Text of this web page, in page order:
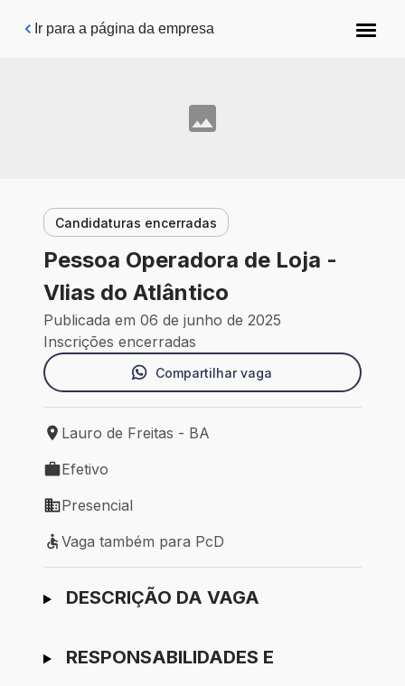
Pular para o conteúdo principal
Ir para a página da empresa
Candidaturas encerradas
Pessoa Operadora de Loja -
Vlias do Atlântico
Publicada em 06 de junho de 2025
Inscrições encerradas
Compartilhar vaga
Local de trabalho: Lauro de Freitas - BA
Lauro de Freitas - BA
Tipo de vaga: Efetivo
Efetivo
Modelo de trabalho: Presencial
Presencial
Vaga também para PcD
Vaga também para PcD
Ir para candidatura
DESCRIÇÃO DA VAGA
RESPONSABILIDADES E